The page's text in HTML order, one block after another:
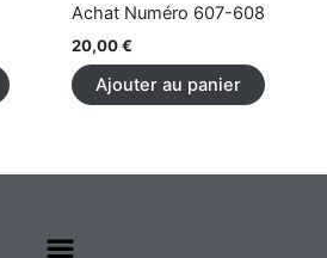
Achat Numéro 607-608
20,00€
Ajouter au panier
Menu